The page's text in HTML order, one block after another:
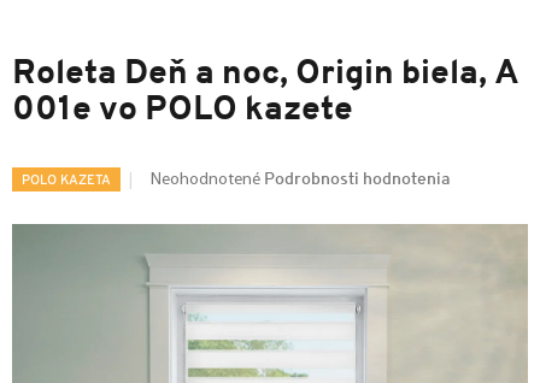
Roleta Deň a noc, Origin biela, A
001e vo POLO kazete
POLO KAZETA Neohodnotené Podrobnosti hodnotenia